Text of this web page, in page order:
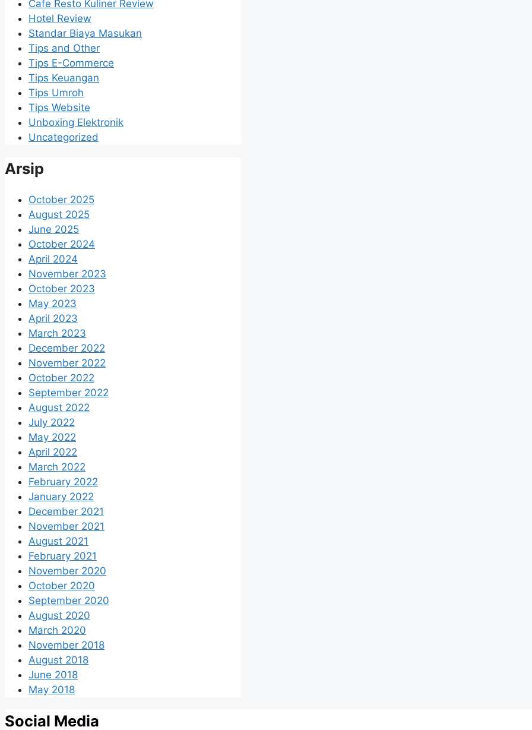
Cafe Resto Kuliner Review
Hotel Review
Standar Biaya Masukan
Tips and Other
Tips E-Commerce
Tips Keuangan
Tips Umroh
Tips Website
Unboxing Elektronik
Uncategorized
Arsip
October 2025
August 2025
June 2025
October 2024
April 2024
November 2023
October 2023
May 2023
April 2023
March 2023
December 2022
November 2022
October 2022
September 2022
August 2022
July 2022
May 2022
April 2022
March 2022
February 2022
January 2022
December 2021
November 2021
August 2021
February 2021
November 2020
October 2020
September 2020
August 2020
March 2020
November 2018
August 2018
June 2018
May 2018
Social Media